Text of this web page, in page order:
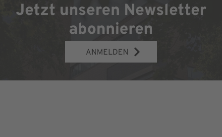
Jetzt unseren Newsletter
abonnieren
ANMELDEN